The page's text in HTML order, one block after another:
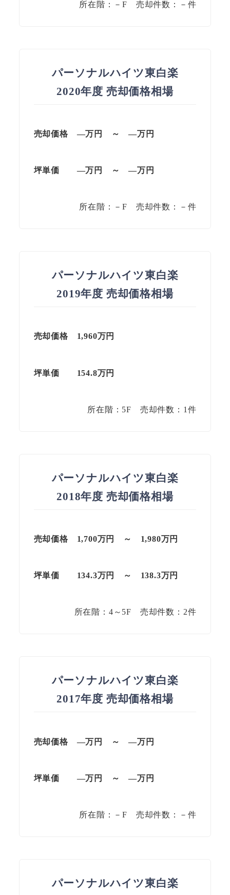
所在階：－F 売却件数：－件
パーソナルハイツ東白楽
2020年度 売却価格相場
売却価格 —万円 ～—万円
坪単価 —万円 ～—万円
所在階：－F 売却件数：－件
パーソナルハイツ東白楽
2019年度 売却価格相場
売却価格 1,960万円
坪単価 154.8万円
所在階：5F 売却件数：1件
パーソナルハイツ東白楽
2018年度 売却価格相場
売却価格 1,700万円 ～ 1,980万円
坪単価 134.3万円 ～ 138.3万円
所在階：4～5F 売却件数：2件
パーソナルハイツ東白楽
2017年度 売却価格相場
売却価格 —万円 ～—万円
坪単価 —万円 ～—万円
所在階：－F 売却件数：－件
パーソナルハイツ東白楽